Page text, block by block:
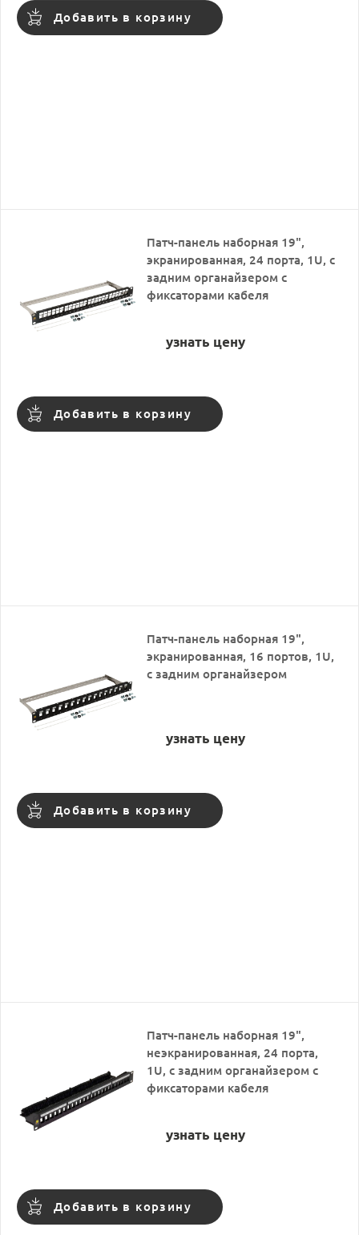
Добавить в корзину
Патч-панель наборная 19",
экранированная, 24 порта, 1U, с
задним органайзером с
фиксаторами кабеля
узнать цену
Добавить в корзину
Патч-панель наборная 19",
экранированная, 16 портов, 1U,
с задним органайзером
узнать цену
Добавить в корзину
Патч-панель наборная 19",
неэкранированная, 24 порта,
1U, с задним органайзером с
фиксаторами кабеля
узнать цену
Добавить в корзину